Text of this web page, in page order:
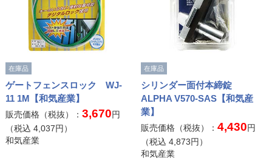
在庫品
ゲートフェンスロック WJ-
11 1M【和気産業】
販売価格（税抜）： 3,670円
（税込 4,037円）
和気産業
在庫品
シリンダー面付本締錠
ALPHA V570-SAS【和気産
業】
販売価格（税抜）：4,430円
（税込4,873円）
和気産業